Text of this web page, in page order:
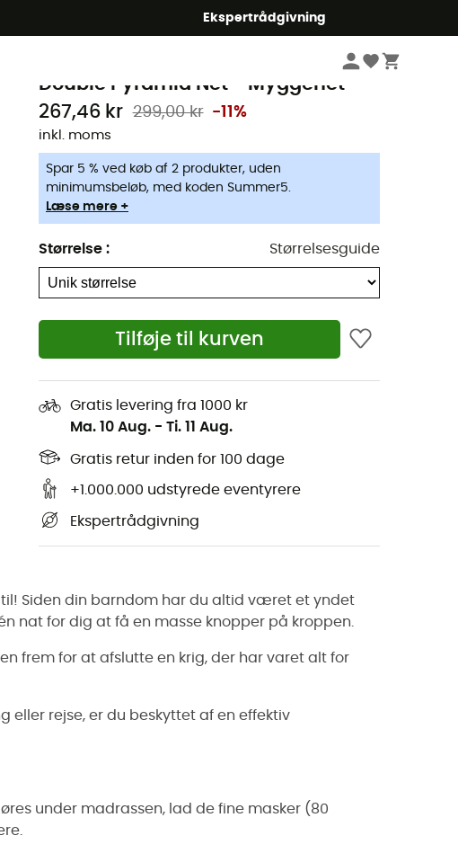
Ekspertrådgivning
Camping Sove Myggeneter
Double Pyramid Net - Myggenet
267,46 kr 299,00 kr -11%
inkl. moms
Spar 5 % ved køb af 2 produkter, uden
minimumsbeløb, med koden Summer5.
Læse mere +
Størrelse : Størrelsesguide
Tilføje til kurven
Gratis levering fra 1000 kr
Ma. 10 Aug. - Ti. 11 Aug.
Gratis retur inden for 100 dage
+1.000.000 udstyrede eventyrere
Ekspertrådgivning
Siden din barndom har du altid været et yndet
nat for dig at få en masse knopper på kroppen.
frem for at afslutte en krig, der har varet alt for
eller rejse, er du beskyttet af en effektiv
under madrassen, lad de fine masker (80